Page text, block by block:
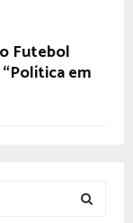
Futebol
em